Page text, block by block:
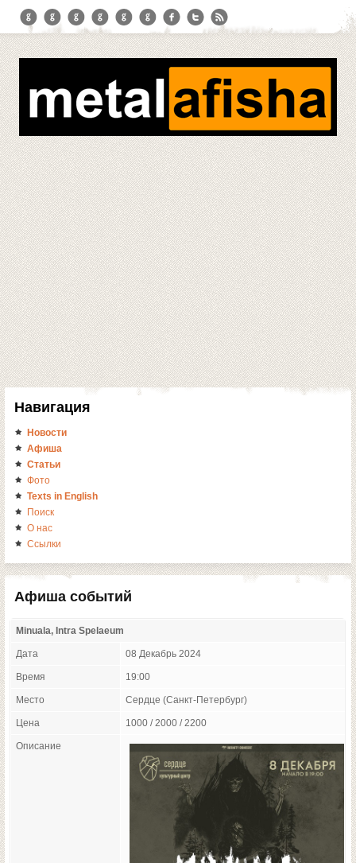
Навигация
Новости
Афиша
Статьи
Фото
Texts in English
Поиск
О нас
Ссылки
Афиша событий
Minuala, Intra Spelaeum
Дата 08 Декабрь 2024
Время 19:00
Место Сердце (Санкт-Петербург)
Цена 1000 / 2000 / 2200
Описание